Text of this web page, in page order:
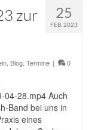
25
FEB. 2023
zur
Blog Termine | 0
04-28.mp4 Auch
Band bei uns in
eines